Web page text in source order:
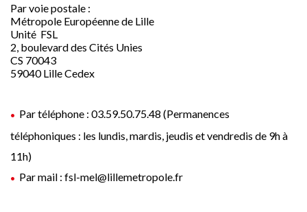
Par voie postale :
Métropole Européenne de Lille
Unité FSL
2, boulevard des Cités Unies
CS 70043
59040 Lille Cedex
Par téléphone : 03.59.50.75.48 (Permanences
téléphoniques : les lundis, mardis, jeudis et vendredis de 9h à
11h)
Par mail : fsl-mel@lillemetropole.fr